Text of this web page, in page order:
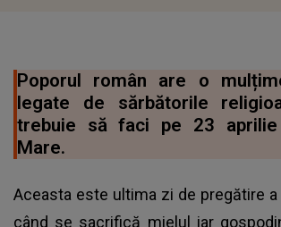
Poporul român are o
legate de sărbătorile
trebuie să faci pe 23 aprilie
Mare.
Aceasta este ultima zi de pregătire a
când se sacrifică mielul iar